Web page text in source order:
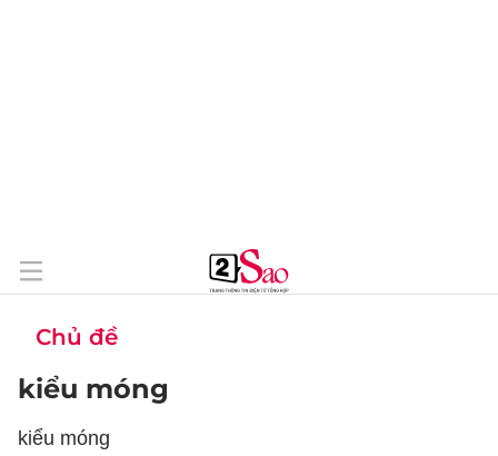
Chủ đề
kiểu móng
kiểu móng